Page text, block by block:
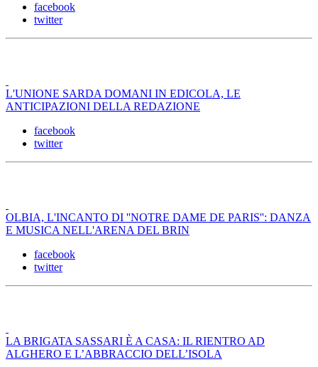
facebook
twitter
L'UNIONE SARDA DOMANI IN EDICOLA, LE
ANTICIPAZIONI DELLA REDAZIONE
facebook
twitter
OLBIA, L'INCANTO DI ''NOTRE DAME DE PARIS'': DANZA
E MUSICA NELL'ARENA DEL BRIN
facebook
twitter
LA BRIGATA SASSARI È A CASA: IL RIENTRO AD
ALGHERO E L’ABBRACCIO DELL’ISOLA